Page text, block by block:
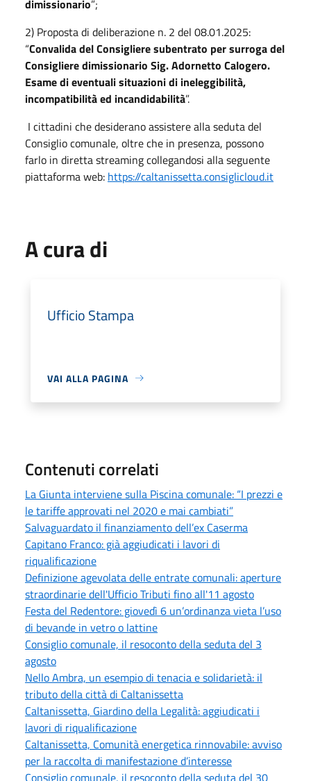
dimissionario”;
2) Proposta di deliberazione n. 2 del 08.01.2025:
“Convalida del Consigliere subentrato per surroga del
Consigliere dimissionario Sig. Adornetto Calogero.
Esame di eventuali situazioni di ineleggibilità,
incompatibilità ed incandidabilità”.
I cittadini che desiderano assistere alla seduta del
Consiglio comunale, oltre che in presenza, possono
farlo in diretta streaming collegandosi alla seguente
piattaforma web: https://caltanissetta.consiglicloud.it
A cura di
Ufficio Stampa
VAI ALLA PAGINA
Contenuti correlati
La Giunta interviene sulla Piscina comunale: “I prezzi e
le tariffe approvati nel 2020 e mai cambiati”
Salvaguardato il finanziamento dell’ex Caserma
Capitano Franco: già aggiudicati i lavori di
riqualificazione
Definizione agevolata delle entrate comunali: aperture
straordinarie dell'Ufficio Tributi fino all'11 agosto
Festa del Redentore: giovedì 6 un’ordinanza vieta l’uso
di bevande in vetro o lattine
Consiglio comunale, il resoconto della seduta del 3
agosto
Nello Ambra, un esempio di tenacia e solidarietà: il
tributo della città di Caltanissetta
Caltanissetta, Giardino della Legalità: aggiudicati i
lavori di riqualificazione
Caltanissetta, Comunità energetica rinnovabile: avviso
per la raccolta di manifestazione d’interesse
Consiglio comunale, il resoconto della seduta del 30